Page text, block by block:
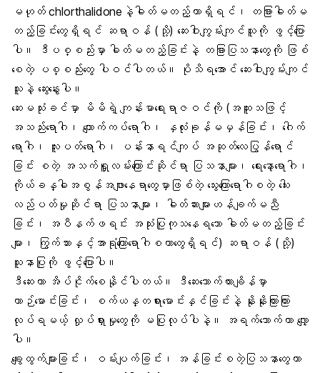
မဟုတ် chlorthalidoneနဲ့ဓါတ်မတည့်တာရှိရင်၊ တခြားဓါတ်မ
တည့်ခြင်းတွေရှိရင် ဆရာဝန် (သို့) ဆေးဝါးကျွမ်းကျင်သူကို ဖွင့်ပြော
ပါ။ ဒီပစ္စည်းမှာ ဓါတ်မတည့်ခြင်းနဲ့ တခြားပြသနာတွေကို ဖြစ်
စေတဲ့ ပစ္စည်းတွေ ပါဝင်ပါတယ်။ ပိုသိရအောင် ဆေးဝါးကျွမ်းကျင်
သူနဲ့ ဆွေးနွေးပါ။
ဆေးမသုံးခင်မှာ မိမိရဲ့ ကျန်းမာရေးရာဇဝင်ကို (အထူးသဖြင့်
အသည်းရောဂါ၊ ကျောက်ကပ်ရောဂါ၊ နှလုံးခုန်မမှန်ခြင်း၊ ဂေါက်
ရောဂါ၊ လူးပတ်ရောဂါ၊ ပန်းနာရင်ကျပ် အဆုတ်လေပြွန်ရောင်
ခြင်း စတဲ့ အသက်ရှူလမ်းကြောင်းဆိုင်ရာ ပြသနာများ၊ ရေးနော့ရောဂါ၊
ကိုယ်ခန္ဓါအစွန်အဖျားနေရာတွေမှာဖြစ်တဲ့ သွေးကြောရောဂါစတဲ့ သေါး
လည်ပတ်မှုဆိုင်ရာ ပြသနာများ၊ ဓါတ်ဆားများဟန်ချက်မညီ
ခြင်း၊ အပီနက်ဖရင်း အသုံးပြုကုသနေရသော ဓါတ်မတည့်ခြင်း
များ၊ ကြွက်သားနှင့်အာရုံကြောရောဂါစတာတွေရှိရင်) ဆရာဝန် (သို့)
သူနာပြုကို ဖွင့်ပြောပါ။
ဒီဆေးဟာ အိပ်ငိုက်စေနိုင်ပါတယ်။ ဒီဆေးသောက်ထားချိန်မှာ
ယာဉ်မောင်းခြင်း၊ စက်ယန္တရားမောင်းနှင်ခြင်းနဲ့ နိုးနိုးကြားကြား
လုပ်ရမယ့် လှုပ်ရှားမှုတွေကို မပြုလုပ်ပါနဲ့။ အရက်သောက်တာ လျှော့
ပါ။
ချွေးထွက်များခြင်း၊ ဝမ်းပျက်ခြင်း၊ အန်ခြင်းစတဲ့ပြသနာတွေဟာ